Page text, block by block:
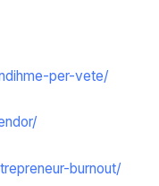
per-vete/
burnout/